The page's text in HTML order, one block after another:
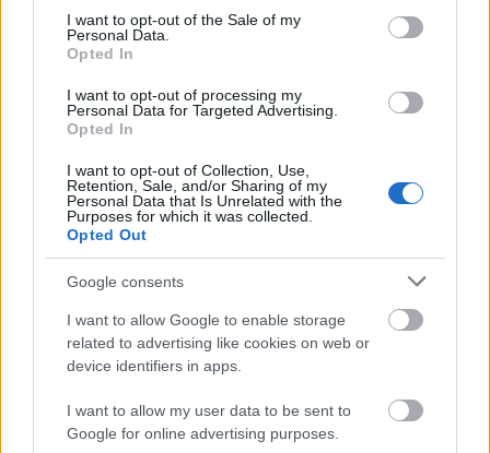
consent section.
I want to opt-out of the Sale of my
Personal Data.
Opted In
I want to opt-out of processing my
Personal Data for Targeted Advertising.
Opted In
I want to opt-out of Collection, Use,
Retention, Sale, and/or Sharing of my
Personal Data that Is Unrelated with the
Purposes for which it was collected.
Opted Out
Google consents
I want to allow Google to enable storage
related to advertising like cookies on web or
device identifiers in apps.
I want to allow my user data to be sent to
Google for online advertising purposes.